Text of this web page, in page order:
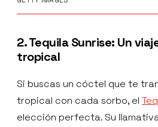
2. Tequila Sunrise: Un
tropical
Si buscas un cóctel que te
tropical con cada sorbo, el
elección perfecta. Su